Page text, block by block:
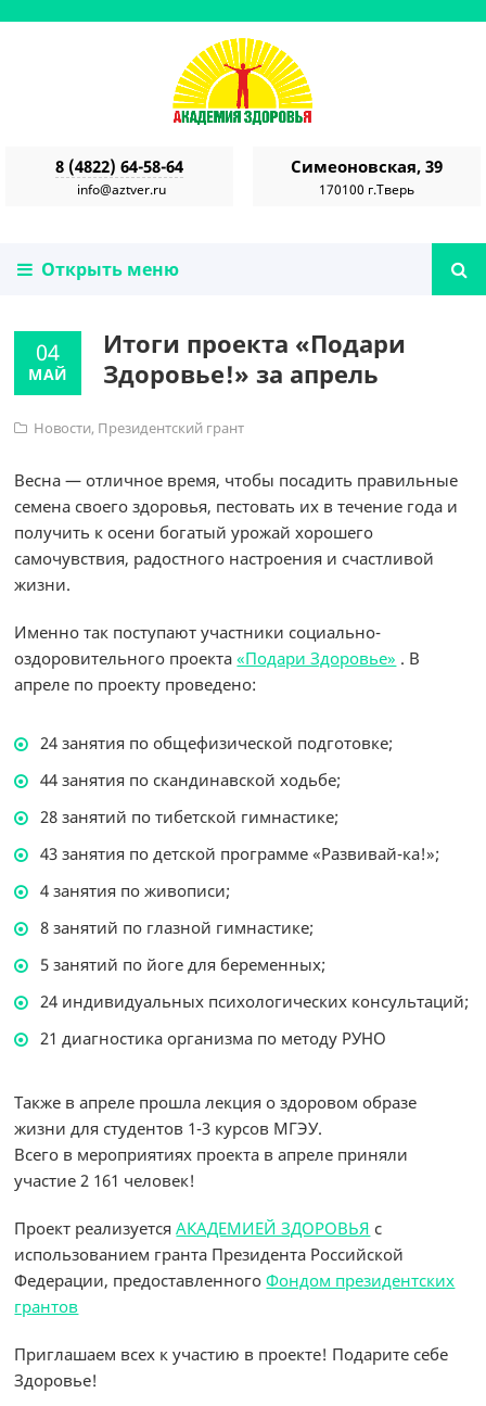
8 (4822) 64-58-64
info@aztver.ru
Симеоновская, 39
170100 г.Тверь
Открыть меню
04
МАЙ
Итоги проекта «Подари
Здоровье!» за апрель
Новости, Президентский грант
Весна — отличное время, чтобы посадить правильные
семена своего здоровья, пестовать их в течение года и
получить к осени богатый урожай хорошего
самочувствия, радостного настроения и счастливой
жизни.
Именно так поступают участники социально-
оздоровительного проекта«Подари Здоровье» . В
апреле по проекту проведено:
24 занятия по общефизической подготовке;
44 занятия по скандинавской ходьбе;
28 занятий по тибетской гимнастике;
43 занятия по детской программе «Развивай-ка!»;
4 занятия по живописи;
8 занятий по глазной гимнастике;
5 занятий по йоге для беременных;
24 индивидуальных психологических консультаций;
21 диагностика организма по методу РУНО
Также в апреле прошла лекция о здоровом образе
жизни для студентов 1-3 курсов МГЭУ.
Всего в мероприятиях проекта в апреле приняли
участие 2 161 человек!
Проект реализуетсяАКАДЕМИЕЙ ЗДОРОВЬЯ с
использованием гранта Президента Российской
Федерации, предоставленногоФондом президентских
грантов
Приглашаем всех к участию в проекте! Подарите себе
Здоровье!